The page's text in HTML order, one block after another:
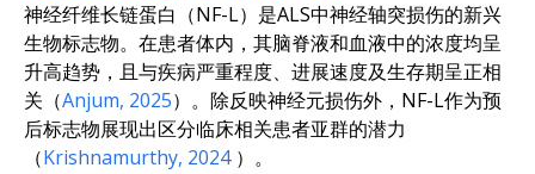
神经纤维长链蛋白（NF-L）是ALS中神经轴突损伤的新兴
生物标志物。在患者体内，其脑脊液和血液中的浓度均呈
升高趋势，且与疾病严重程度、进展速度及生存期呈正相
关（Anjum, 2025）。除反映神经元损伤外，NF-L作为预
后标志物展现出区分临床相关患者亚群的潜力
（Krishnamurthy, 2024）。